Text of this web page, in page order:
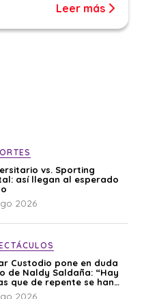
Leer más
vs. Sporting
así llegan al esperado
2026
Custodio pone en duda
de Naldy Saldaña: “Hay
que de repente se han
2026